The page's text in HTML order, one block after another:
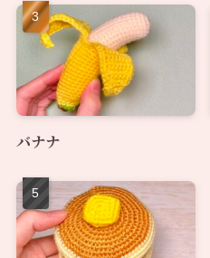
バナナ